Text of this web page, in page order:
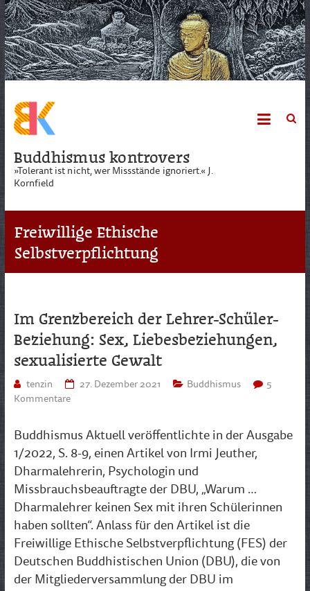
Skip
to
content
Buddhismus kontrovers
»Tolerant ist nicht, wer Missstände ignoriert.« J.
Kornfield
Freiwillige Ethische
Selbstverpflichtung
Im Grenzbereich der Lehrer-Schüler-
Beziehung: Sex, Liebesbeziehungen,
sexualisierte Gewalt
tenzin 27. Dezember 2021 Buddhismus
5
Kommentare
Buddhismus Aktuell veröffentlichte in der Ausgabe
1/2022, S. 8-9, einen Artikel von Irmi Jeuther,
Dharmalehrerin, Psychologin und
Missbrauchsbeauftragte der DBU, „Warum …
Dharmalehrer keinen Sex mit ihren Schülerinnen
haben sollten“. Anlass für den Artikel ist die
Freiwillige Ethische Selbstverpflichtung (FES) der
Deutschen Buddhistischen Union (DBU), die von
der Mitgliederversammlung der DBU im